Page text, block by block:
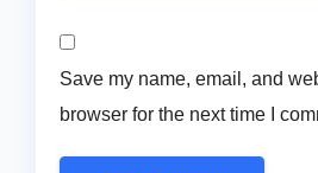
Save my name, email, and
browser for the next time I